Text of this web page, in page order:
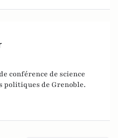
conférence de science
politiques de Grenoble.